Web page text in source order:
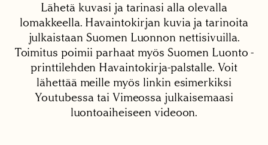
Lähetä kuvasi ja tarinasi alla olevalla
lomakkeella. Havaintokirjan kuvia ja tarinoita
julkaistaan Suomen Luonnon nettisivuilla.
Toimitus poimii parhaat myös Suomen Luonto -
printtilehden Havaintokirja-palstalle. Voit
lähettää meille myös linkin esimerkiksi
Youtubessa tai Vimeossa julkaisemaasi
luontoaiheiseen videoon.